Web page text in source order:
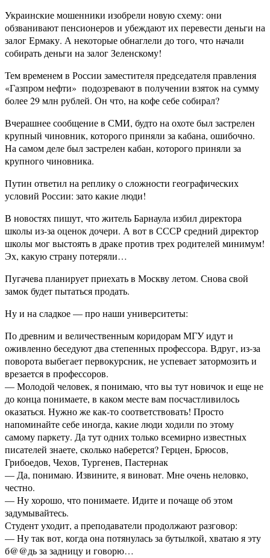
Украинские мошенники изобрели новую схему: они
обзванивают пенсионеров и убеждают их перевести деньги на
залог Ермаку. А некоторые обнаглели до того, что начали
собирать деньги на залог Зеленскому!
Тем временем в России заместителя председателя правления
«Газпром нефти» подозревают в получении взяток на сумму
более 29 млн рублей. Он что, на кофе себе собирал?
Вчерашнее сообщение в СМИ, будто на охоте был застрелен
крупный чиновник, которого приняли за кабана, ошибочно.
На самом деле был застрелен кабан, которого приняли за
крупного чиновника.
Путин ответил на реплику о сложности географических
условий России: зато какие люди!
В новостях пишут, что житель Барнаула избил директора
школы из-за оценок дочери. А вот в СССР средний директор
школы мог выстоять в драке против трех родителей минимум!
Эх, какую страну потеряли…
Пугачева планирует приехать в Москву летом. Снова свой
замок будет пытаться продать.
Ну и на сладкое — про наши университеты:
По древним и величественным коридорам МГУ идут и
оживленно беседуют два степенных профессора. Вдруг, из-за
поворота выбегает первокурсник, не успевает затормозить и
врезается в профессоров.
— Молодой человек, я понимаю, что вы тут новичок и еще не
до конца понимаете, в каком месте вам посчастливилось
оказаться. Нужно же как-то соответствовать! Просто
напоминайте себе иногда, какие люди ходили по этому
самому паркету. Да тут одних только всемирно известных
писателей знаете, сколько наберется? Герцен, Брюсов,
Грибоедов, Чехов, Тургенев, Пастернак
— Да, понимаю. Извините, я виноват. Мне очень неловко,
честно.
— Ну хорошо, что понимаете. Идите и почаще об этом
задумывайтесь.
Студент уходит, а преподаватели продолжают разговор:
— Ну так вот, когда она потянулась за бутылкой, хватаю я эту
б@@дь за задницу и говорю…